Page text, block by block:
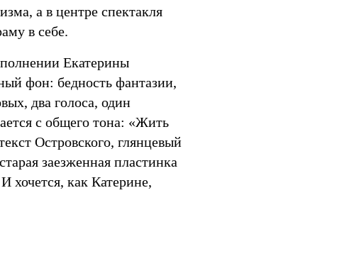
а в центре спектакля
в себе.
Екатерины
фон: бедность фантазии,
два голоса, один
с общего тона: «Жить
Островского, глянцевый
заезженная пластинка
хочется, как Катерине,